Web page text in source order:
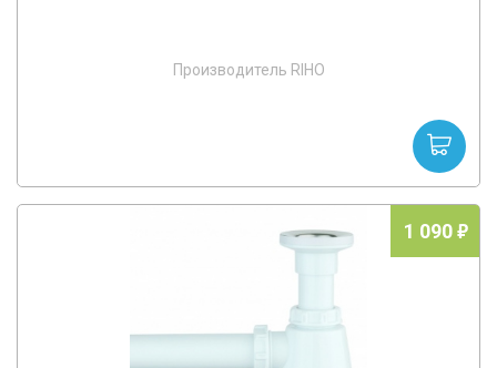
Производитель RIHO
1 090